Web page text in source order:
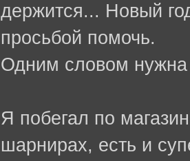
держится... Новый
просьбой помочь.
Одним словом нужна
Я побегал по
шарнирах, есть и